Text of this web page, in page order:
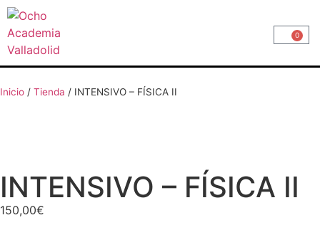
0
Inicio / Tienda / INTENSIVO – FÍSICA II
INTENSIVO – FÍSICA II
150,00€